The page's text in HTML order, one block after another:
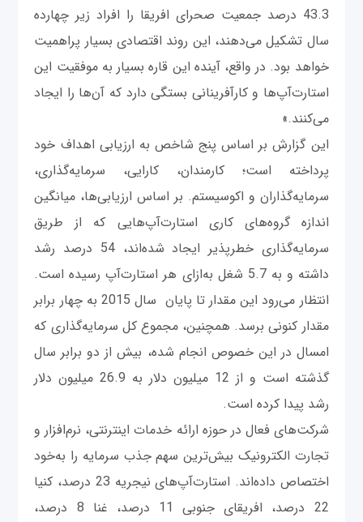
43.3 درصد جمعیت صحرای افریقا را افراد زیر چهارده
سال تشکیل می‌دهند، این روند اقتصادی بسیار پراهمیت
خواهد بود. در واقع، آینده این قاره بسیار به موفقیت این
استارت‌آپ‌ها و کارآفرینانی بستگی دارد که آن‌ها را ایجاد
می‌کنند.»
این گزارش بر اساس پنج شاخص به ارزیابی اهداف خود
پرداخته است؛ کارمندان، کارایی، سرمایه‌گذاری،
سرمایه‌گذاران و اکوسیستم. بر اساس ارزیابی‌ها، میانگین
اندازه گروه‌های کاری استارت‌آپ‌هایی که از طریق
سرمایه‌گذاری خطرپذیر ایجاد شده‌اند، 54 درصد رشد
داشته و به 5.7 شغل به‌ازای هر استارت‌آپ رسیده است.
انتظار می‌رود این مقدار تا پایان سال 2015 به چهار برابر
مقدار کنونی برسد. همچنین، مجموع کل سرمایه‌گذاری که
امسال در این خصوص انجام ‌شده، بیش از دو برابر سال
گذشته است و از 12 میلیون دلار به 26.9 میلیون دلار
رشد پیدا کرده است.
شرکت‌های فعال در حوزه ارائه خدمات اینترنتی، نرم‌افزار و
تجارت الکترونیک بیش‌ترین سهم جذب سرمایه را به‌خود
اختصاص داده‌اند. استارت‌آپ‌های نیجریه 23 درصد، کنیا
22 درصد، افریقای جنوبی 11 درصد، غنا 8 درصد،